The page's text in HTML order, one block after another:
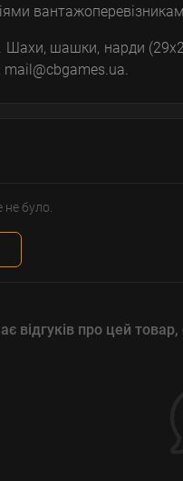
Шахи, шашки, нарди
mail@cbgames.ua.
не було.
відгуків про цей